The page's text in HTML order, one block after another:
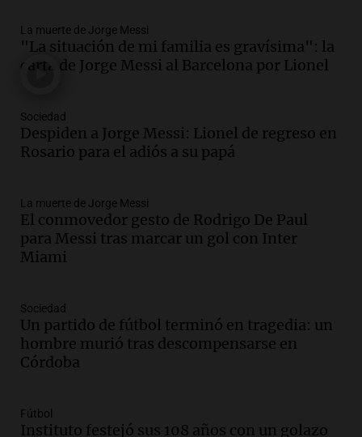
Audio.Tragedia en Mendoza: un muerto
y cinco heridos tras caer dos autos desde
un puente
Audio.Messi llegará esta noche a
Rosario para acompañar a su familia
Episodios
Audio.Ley de Propiedad Privada: el revés
en el Congreso expuso una debilidad
comunicacional del Gobierno
Episodios
Audio.Casabindo se prepara para una
celebración única: 30.000 turistas y el
tradicional Toreo de la Vincha
Audio.Borges, abogada de Pourrain:
La muerte de Jorge Messi
"La situación de mi familia es gravísima": la
carta de Jorge Messi al Barcelona por Lionel
Sociedad
Despiden a Jorge Messi: Lionel de regreso en
Rosario para el adiós a su papá
La muerte de Jorge Messi
El conmovedor gesto de Rodrigo De Paul
para Messi tras marcar un gol con Inter
Miami
Sociedad
Un partido de fútbol terminó en tragedia: un
hombre murió tras descompensarse en
Córdoba
Fútbol
Instituto festejó sus 108 años con un golazo